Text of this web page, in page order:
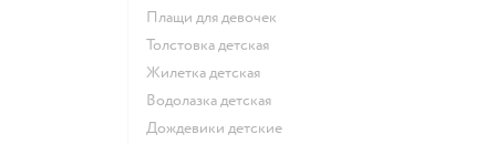
Плащи для девочек
Толстовка детская
Жилетка детская
Водолазка детская
Дождевики детские